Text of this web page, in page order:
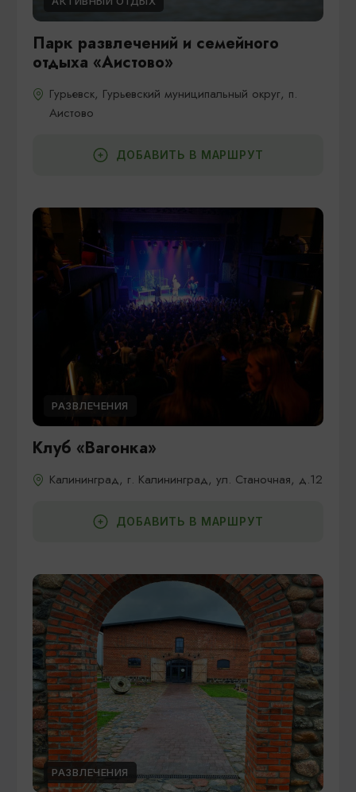
Парк развлечений и семейного
отдыха «Аистово»
Гурьевск, Гурьевский муниципальный округ, п.
Аистово
ДОБАВИТЬ В МАРШРУТ
РАЗВЛЕЧЕНИЯ
Клуб «Вагонка»
Калининград, г. Калининград, ул. Станочная, д.12
ДОБАВИТЬ В МАРШРУТ
РАЗВЛЕЧЕНИЯ